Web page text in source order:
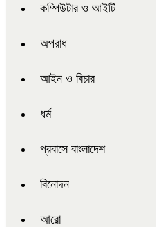
কম্পিউটার ও আইটি
অপরাধ
আইন ও বিচার
ধর্ম
প্রবাসে বাংলাদেশ
বিনোদন
আরো